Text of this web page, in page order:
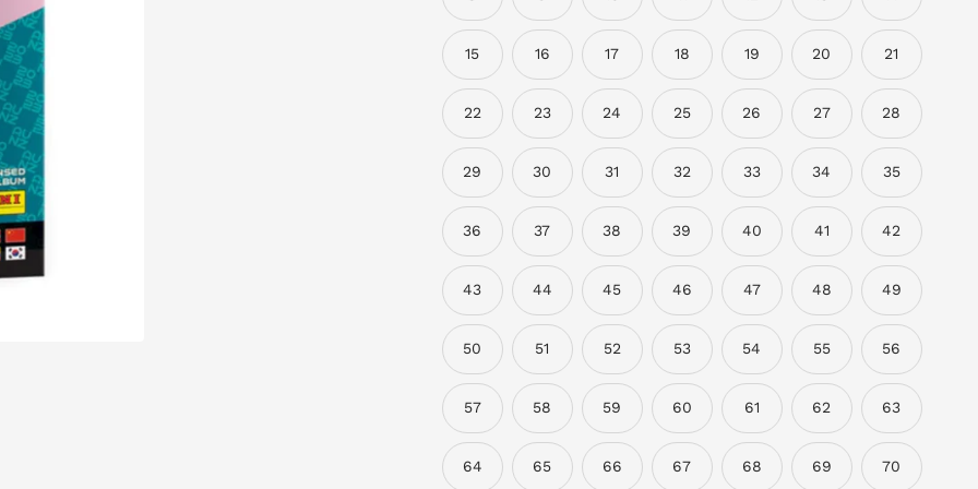
15 16 17 18 19 20 21
22 23 24 25 26 27 28
29 30 31 32 33 34 35
36 37 38 39 40 41 42
43 44 45 46 47 48 49
50 51 52 53 54 55 56
57 58 59 60 61 62 63
64 65 66 67 68 69 70